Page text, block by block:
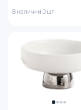
В наличии 0 шт.